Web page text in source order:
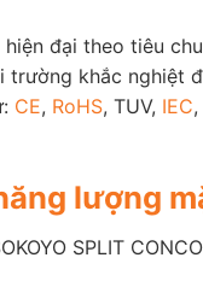
đại theo tiêu
khắc nghiệt
CE, RoHS, TUV, IEC
lượng
SPLIT